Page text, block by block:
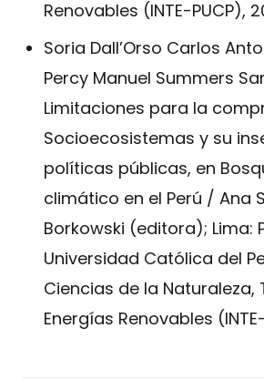
Renovables (INTE-PUCP),
Soria Dall’Orso Carlos
Percy Manuel Summers
Limitaciones para la
Socioecosistemas y su
políticas públicas, en
climático en el Perú / Ana
Borkowski (editora); Lima:
Universidad Católica del
Ciencias de la Naturaleza,
Energías Renovables